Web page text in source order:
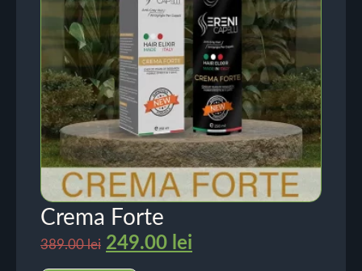
Crema Forte
389.00lei 249.00 lei